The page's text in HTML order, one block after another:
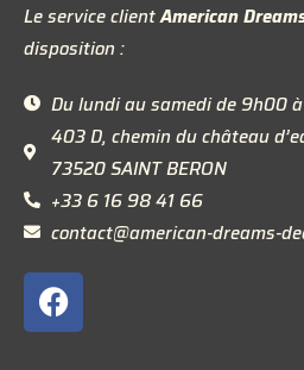
Le service clientAmerican
disposition :
Du lundi au samedi de 9h00
403 D, chemin du château
73520 SAINT BERON
+33 6 16 98 41 66
contact@american-dreams-
F
a
c